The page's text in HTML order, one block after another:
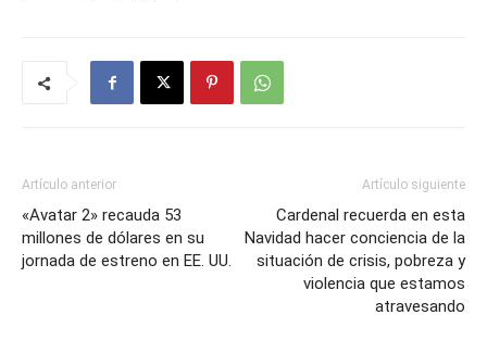
Artículo anterior
«Avatar 2» recauda 53
millones de dólares en su
jornada de estreno en EE. UU.
Artículo siguiente
Cardenal recuerda en esta
Navidad hacer conciencia de la
situación de crisis, pobreza y
violencia que estamos
atravesando